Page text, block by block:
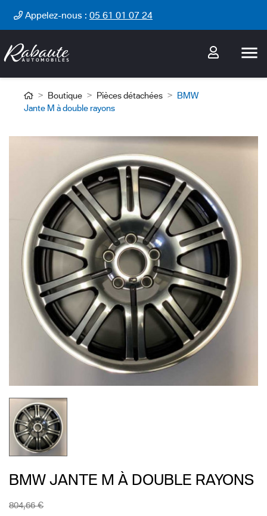
Appelez-nous : 05 61 01 07 24

Boutique Pièces détachées
BMW
Jante M à double rayons
BMW JANTE M À DOUBLE RAYONS
804,66 €